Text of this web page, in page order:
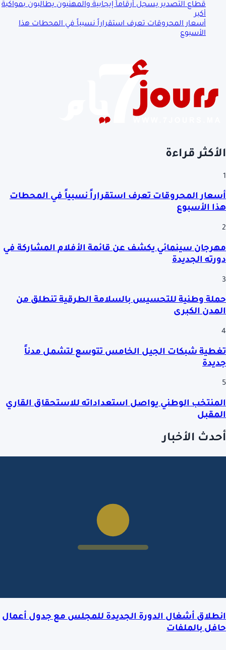
قطاع التصدير يسجل أرقاماً إيجابية والمهنيون يطالبون بمواكبة
أكبر
أسعار المحروقات تعرف استقراراً نسبياً في المحطات هذا
الأسبوع
الأكثر قراءة
1
أسعار المحروقات تعرف استقراراً نسبياً في المحطات
هذا الأسبوع
2
مهرجان سينمائي يكشف عن قائمة الأفلام المشاركة في
دورته الجديدة
3
حملة وطنية للتحسيس بالسلامة الطرقية تنطلق من
المدن الكبرى
4
تغطية شبكات الجيل الخامس تتوسع لتشمل مدناً
جديدة
5
المنتخب الوطني يواصل استعداداته للاستحقاق القاري
المقبل
أحدث الأخبار
انطلاق أشغال الدورة الجديدة للمجلس مع جدول أعمال
حافل بالملفات